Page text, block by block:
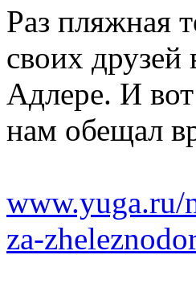
Раз пляжная
своих
Адлере. И
нам обещал
www.yuga.ru/
za-